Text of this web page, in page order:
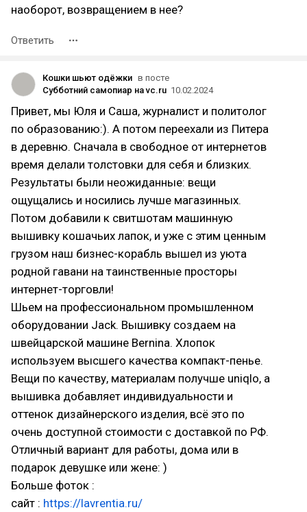
наоборот, возвращением в нее?
Ответить
Кошки шьют одёжки в посте
Субботний самопиар на vc.ru 10.02.2024
Привет, мы Юля и Саша, журналист и политолог
по образованию:). А потом переехали из Питера
в деревню. Сначала в свободное от интернетов
время делали толстовки для себя и близких.
Результаты были неожиданные: вещи
ощущались и носились лучше магазинных.
Потом добавили к свитшотам машинную
вышивку кошачьих лапок, и уже с этим ценным
грузом наш бизнес-корабль вышел из уюта
родной гавани на таинственные просторы
интернет-торговли!
Шьем на профессиональном промышленном
оборудовании Jack. Вышивку создаем на
швейцарской машине Bernina. Хлопок
используем высшего качества компакт-пенье.
Вещи по качеству, материалам получше uniqlo, а
вышивка добавляет индивидуальности и
оттенок дизайнерского изделия, всё это по
очень доступной стоимости с доставкой по РФ.
Отличный вариант для работы, дома или в
подарок девушке или жене: )
Больше фоток :
сайт : https://lavrentia.ru/